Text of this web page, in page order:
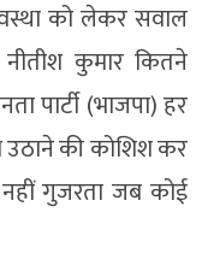
को लेकर सवाल
कुमार कितने
पार्टी (भाजपा) हर
उठाने की कोशिश कर
गुजरता जब कोई